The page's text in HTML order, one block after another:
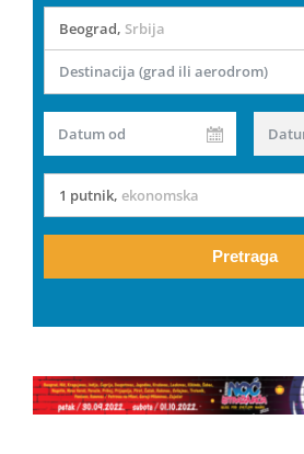
Beograd, Srbija
Destinacija (grad ili aerodrom)
Datum od
1 putnik, ekonomska
Pretraga